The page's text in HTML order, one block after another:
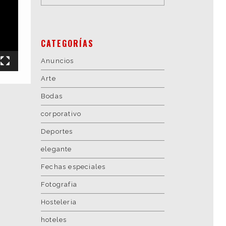
CATEGORÍAS
Anuncios
Arte
Bodas
corporativo
Deportes
elegante
Fechas especiales
Fotografia
Hosteleria
hoteles